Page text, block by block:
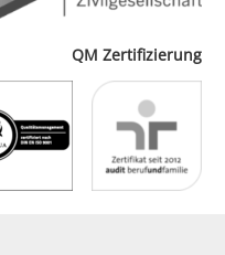
QM Zertifizierung